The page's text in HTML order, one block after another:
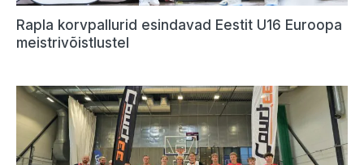
Rapla korvpallurid esindavad Eestit U16 Euroopa
meistrivõistlustel